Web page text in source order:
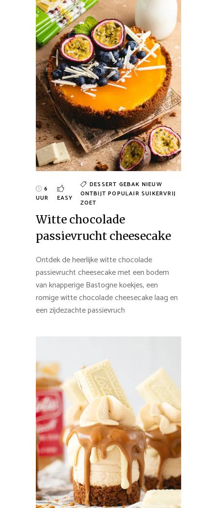
6
UUR
EASY
DESSERT GEBAK NIEUW
ONTBIJTPOPULAIR SUIKERVRIJ
ZOET
Witte chocolade
passievrucht cheesecake
Ontdek de heerlijke witte chocolade
passievrucht cheesecake met een bodem
van knapperige Bastogne koekjes, een
romige witte chocolade cheesecake laag en
een zijdezachte passievruch